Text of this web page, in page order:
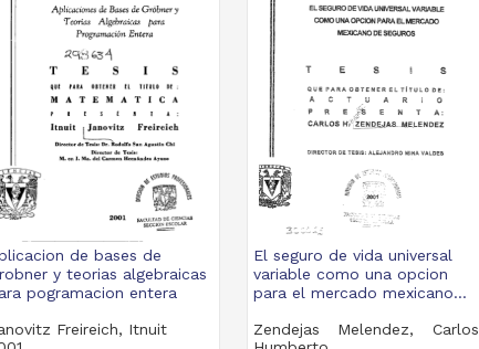
de bases de
y teorias algebraicas
pogramacion entera
Freireich, Itnuit
El seguro de vida universal
variable como una opcion
para el mercado mexicano...
Zendejas Melendez, Carlos